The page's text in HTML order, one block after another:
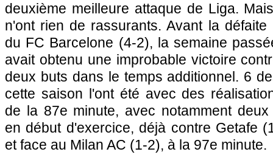
deuxième meilleure attaque de Liga.
n'ont rien de rassurants. Avant la
du FC Barcelone (4-2), la semaine
avait obtenu une improbable victoire
deux buts dans le temps additionnel. 6
cette saison l'ont été avec des
de la 87e minute, avec notamment
en début d'exercice, déjà contre Getafe
et face au Milan AC (1-2), à la 97e minute.